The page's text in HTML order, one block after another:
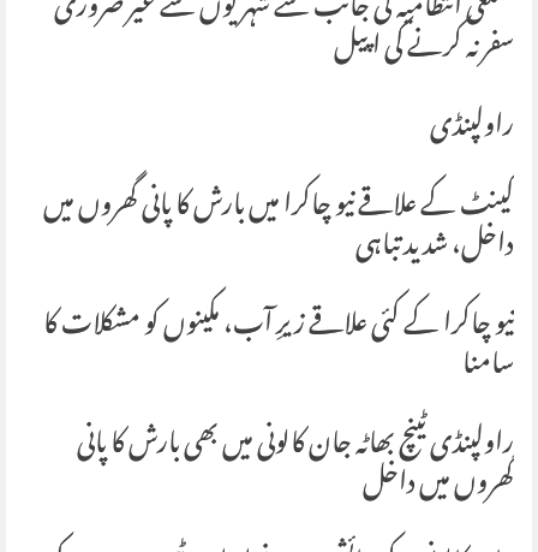
سفر نہ کرنے کی اپیل
راولپنڈی
کینٹ کے علاقے نیو چاکرا میں بارش کا پانی گھروں میں
داخل، شدید تباہی
نیو چاکرا کے کئی علاقے زیرِ آب، مکینوں کو مشکلات کا
سامنا
راولپنڈی ٹینچ بھاٹہ جان کالونی میں بھی بارش کا پانی
گھروں میں داخل